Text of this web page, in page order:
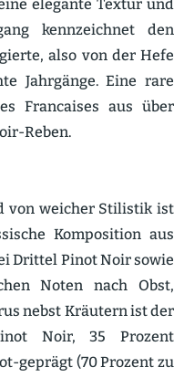
elegante Textur und
kennzeichnet den
also von der Hefe
Jahrgänge. Eine rare
Francaises aus über
Reben.
von weicher Stilistik ist
Kompo­sition aus
Drittel Pinot Noir sowie
Noten nach Obst,
nebst Kräutern ist der
Noir, 35 Prozent
geprägt (70 Prozent zu